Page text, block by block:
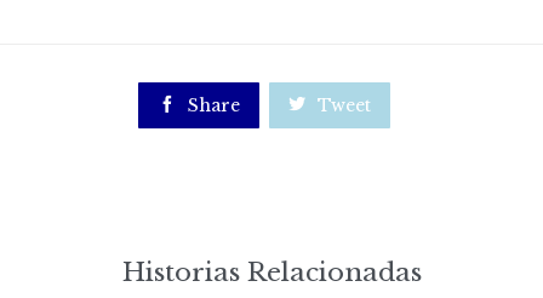
 Share  Tweet
Historias Relacionadas